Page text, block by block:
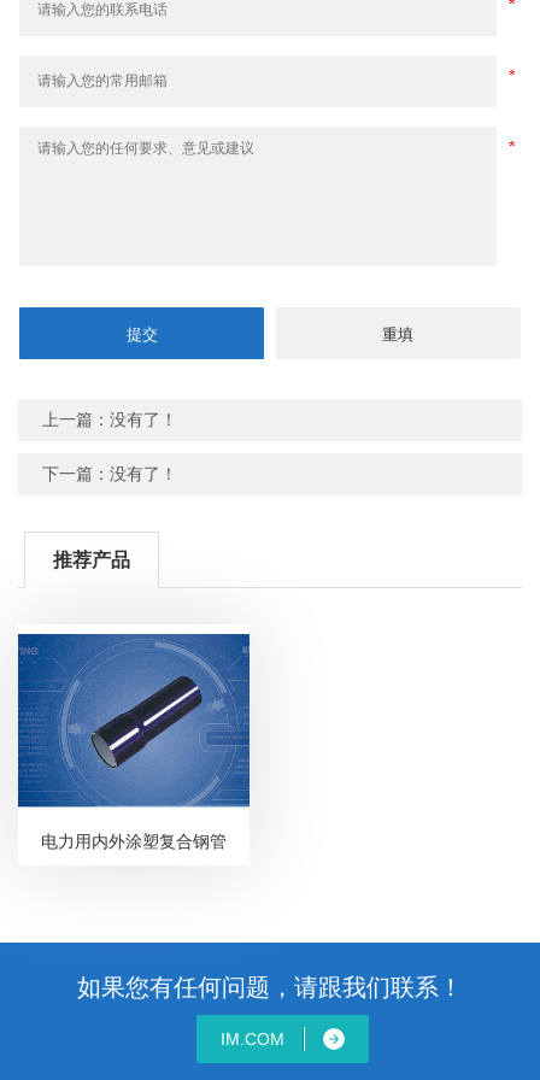
上一篇：没有了！
下一篇：没有了！
推荐产品
电力用内外涂塑复合钢管
如果您有任何问题，请跟我们联系！
IM.COM